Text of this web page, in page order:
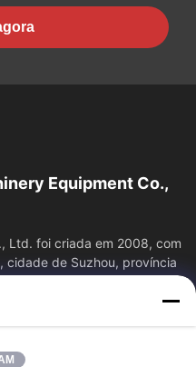
Equipment Co.,
Ltd. foi criada em 2008, com
cidade de Suzhou, província